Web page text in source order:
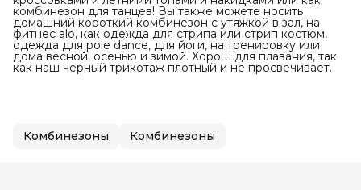
комбинезон для танцев! Вы также можете носить
домашний короткий комбинезон с утяжкой в зал, на
фитнес alo, как одежда для стрипа или стрип костюм,
одежда для pole dance, для йоги, на тренировку или
дома весной, осенью и зимой. Хорош для плавания, так
как наш черный трикотаж плотный и не просвечивает.
Комбинезоны Комбинезоны